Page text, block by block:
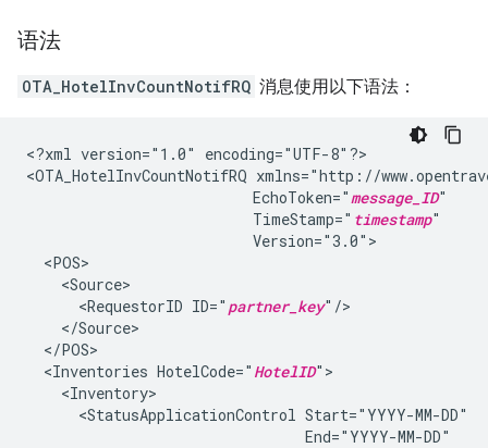
语法
OTA_HotelInvCountNotifRQ 消息使用以下语法：
<?xml version="1.0" encoding="UTF-8"?>
<OTA_HotelInvCountNotifRQ xmlns="http://
                          EchoToken="
message_ID"
                          TimeStamp="
timestamp"
                          Version="3.0">
  <POS>
    <Source>
      <RequestorID ID="
partner_key"/>
    </Source>
  </POS>
  <Inventories HotelCode="
HotelID">
    <Inventory>
      <StatusApplicationControl Start="YYYY-MM-DD"
                                End="YYYY-MM-DD"